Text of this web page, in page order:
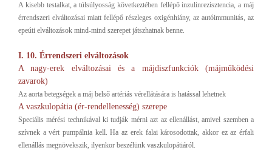
A kisebb testalkat, a túlsúlyosság következtében fellépő inzulinrezisztencia, a máj
érrendszeri elváltozásai miatt fellépő részleges oxigénhiány, az autóimmunitás, az
epeúti elváltozások mind-mind szerepet játszhatnak benne.
I. 10. Érrendszeri elváltozások
A nagy-erek elváltozásai és a májdiszfunkciók (májműködési
zavarok)
Az aorta betegségek a máj belső artériás vérellátására is hatással lehetnek
A vaszkulopátia (ér-rendellenesség) szerepe
Speciális mérési technikával ki tudják mérni azt az ellenállást, amivel szemben a
szívnek a vért pumpálnia kell. Ha az erek falai károsodottak, akkor ez az érfali
ellenállás megnövekszik, ilyenkor beszélünk vaszkulopátiáról.